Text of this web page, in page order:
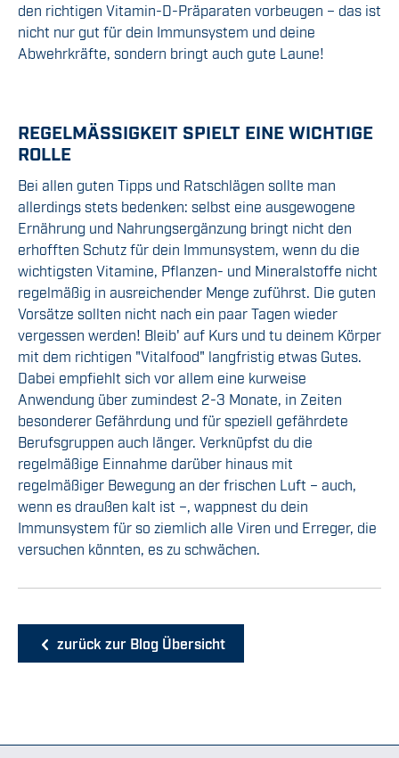
den richtigen Vitamin-D-Präparaten vorbeugen – das ist
nicht nur gut für dein Immunsystem und deine
Abwehrkräfte, sondern bringt auch gute Laune!
REGELMÄSSIGKEIT SPIELT EINE WICHTIGE R
OLLE
Bei allen guten Tipps und Ratschlägen sollte man
allerdings stets bedenken: selbst eine ausgewogene
Ernährung und Nahrungsergänzung bringt nicht den
erhofften Schutz für dein Immunsystem, wenn du die
wichtigsten Vitamine, Pflanzen- und Mineralstoffe nicht
regelmäßig in ausreichender Menge zuführst. Die guten
Vorsätze sollten nicht nach ein paar Tagen wieder
vergessen werden! Bleib' auf Kurs und tu deinem Körper
mit dem richtigen "Vitalfood" langfristig etwas Gutes.
Dabei empfiehlt sich vor allem eine kurweise
Anwendung über zumindest 2-3 Monate, in Zeiten
besonderer Gefährdung und für speziell gefährdete
Berufsgruppen auch länger. Verknüpfst du die
regelmäßige Einnahme darüber hinaus mit
regelmäßiger Bewegung an der frischen Luft – auch,
wenn es draußen kalt ist –, wappnest du dein
Immunsystem für so ziemlich alle Viren und Erreger, die
versuchen könnten, es zu schwächen.
zurück zur Blog Übersicht